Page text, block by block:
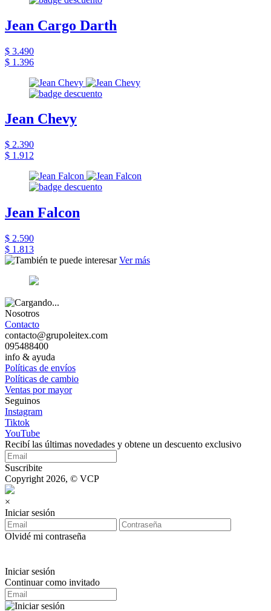
Jean Cargo Darth
$ 3.490
$ 1.396
Jean Chevy
$ 2.390
$ 1.912
Jean Falcon
$ 2.590
$ 1.813
Ver más
Nosotros
Contacto
contacto@grupoleitex.com
095488400
info & ayuda
Políticas de envíos
Políticas de cambio
Ventas por mayor
Seguinos
Instagram
Tiktok
YouTube
Recibí las últimas novedades y obtene un descuento exclusivo
Suscribite
Copyright 2026, © VCP
×
Iniciar sesión
Olvidé mi contraseña
Iniciar sesión
Continuar como invitado